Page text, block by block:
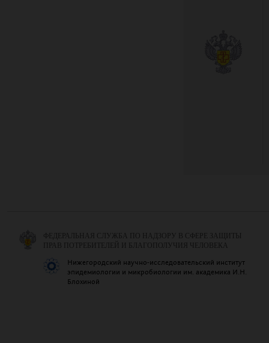
ФЕДЕРАЛЬНАЯ СЛУЖБА ПО НАДЗОРУ В СФЕРЕ ЗАЩИТЫ
ПРАВ ПОТРЕБИТЕЛЕЙ И БЛАГОПОЛУЧИЯ ЧЕЛОВЕКА
Нижегородский научно-исследовательский институт
эпидемиологии и микробиологии им. академика И.Н.
Блохиной